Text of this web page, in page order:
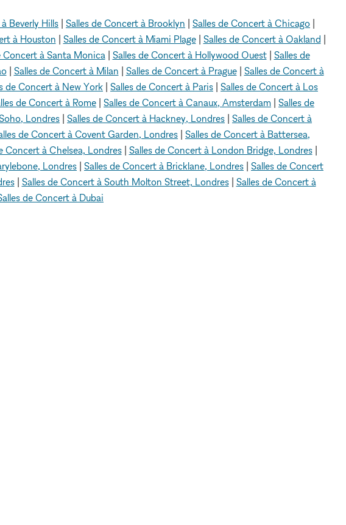
Beverly Hills | Salles de Concert à Brooklyn | Salles de Concert à Chicago |
à Houston | Salles de Concert à Miami Plage| Salles de Concert à Oakland |
Concert à Santa Monica | Salles de Concert à Hollywood Ouest| Salles de
| Salles de Concert à Milan | Salles de Concert à Prague| Salles de Concert à
de Concert à New York | Salles de Concert à Paris | Salles de Concert à Los
de Concert à Rome | Salles de Concert à Canaux, Amsterdam | Salles de
Londres | Salles de Concert à Hackney, Londres | Salles de Concert à
de Concert à Covent Garden, Londres | Salles de Concert à Battersea,
Concert à Chelsea, Londres| Salles de Concert à London Bridge, Londres|
Londres | Salles de Concert à Bricklane, Londres | Salles de Concert
| Salles de Concert à South Molton Street, Londres| Salles de Concert à
de Concert à Dubai